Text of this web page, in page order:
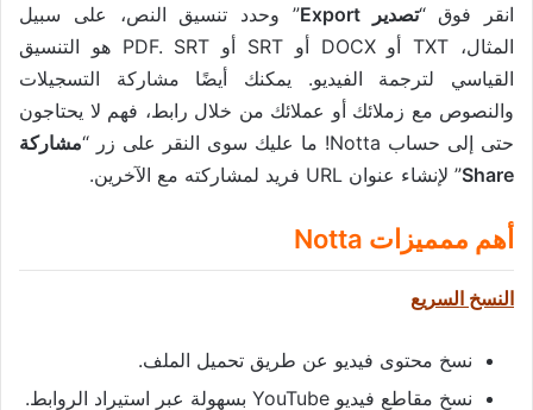
انقر فوق “تصدير Export
” وحدد تنسيق النص، على سبيل
المثال، TXT أو DOCX أو SRT أو PDF. SRT هو التنسيق
القياسي لترجمة الفيديو. يمكنك أيضًا مشاركة التسجيلات
والنصوص مع زملائك أو عملائك من خلال رابط، فهم لا يحتاجون
حتى إلى حساب Notta! ما عليك سوى النقر على زر “
مشاركة
Share” لإنشاء عنوان URL فريد لمشاركته مع الآخرين.
أهم ممميزات Notta
النسخ السريع
نسخ محتوى فيديو عن طريق تحميل الملف.
نسخ مقاطع فيديو YouTube بسهولة عبر استيراد الروابط.